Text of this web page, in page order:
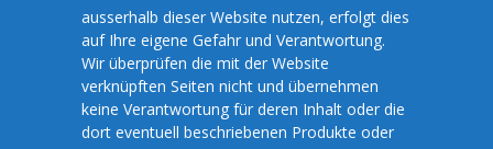
ausserhalb dieser Website nutzen, erfolgt dies
auf Ihre eigene Gefahr und Verantwortung.
Wir überprüfen die mit der Website
verknüpften Seiten nicht und übernehmen
keine Verantwortung für deren Inhalt oder die
dort eventuell beschriebenen Produkte oder